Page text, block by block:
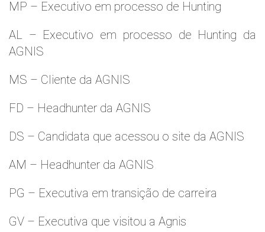
MP – Executivo em processo de Hunting
AL – Executivo em processo de Hunting da
AGNIS
MS – Cliente da AGNIS
FD – Headhunter da AGNIS
DS – Candidata que acessou o site da AGNIS
AM – Headhunter da AGNIS
PG – Executiva em transição de carreira
GV – Executiva que visitou a Agnis